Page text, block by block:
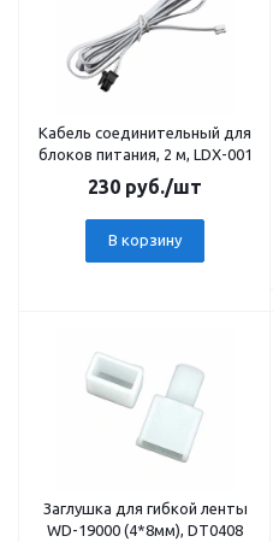
Кабель соединительный для
блоков питания, 2 м, LDX-001
230 руб./шт
В корзину
Заглушка для гибкой ленты
WD-19000 (4*8мм), DT0408